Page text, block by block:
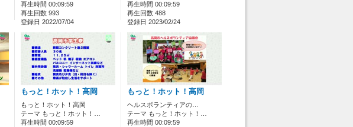
再生時間 00:09:59
再生回数 993
登録日 2022/07/04
再生時間 00:09:59
再生回数 488
登録日 2023/02/24
もっと！ホット！高岡
もっと！ホット！高岡
テーマ もっと！ホット！…
再生時間 00:09:59
もっと！ホット！高岡
ヘルスボランティアの…
テーマ もっと！ホット！…
再生時間 00:09:59